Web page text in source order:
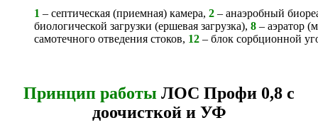
1 – септическая (приемная) камера, 2 – анаэробный
биологической загрузки (ершевая загрузка), 8 – аэратор
самотечного отведения стоков, 12 – блок сорбционной
Принцип работы ЛОС Профи 0,8 с
доочисткой и УФ